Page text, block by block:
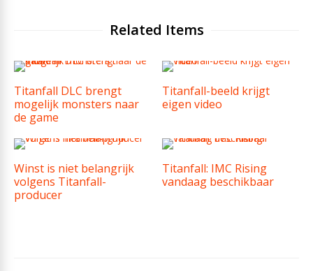
Related Items
Titanfall DLC brengt
mogelijk monsters naar
de game
Titanfall-beeld krijgt
eigen video
Winst is niet belangrijk
volgens Titanfall-
producer
Titanfall: IMC Rising
vandaag beschikbaar